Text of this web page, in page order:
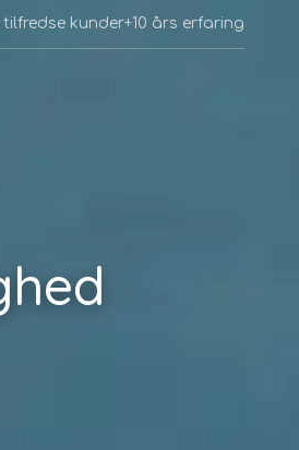
tilfredse kunder+10 års erfaring